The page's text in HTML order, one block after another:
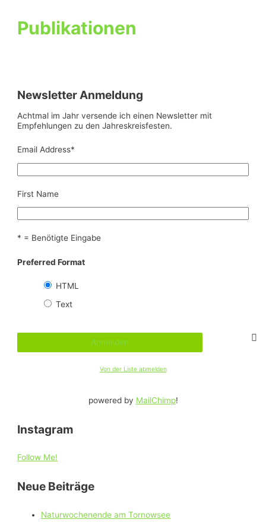
Publikationen
Newsletter Anmeldung
Achtmal im Jahr versende ich einen Newsletter mit
Empfehlungen zu den Jahreskreisfesten.
Email Address*
First Name
* = Benötigte Eingabe
Preferred Format
HTML
Text
Von der Liste abmelden
powered by MailChimp!
Instagram
Follow Me!
Neue Beiträge
Naturwochenende am Tornowsee